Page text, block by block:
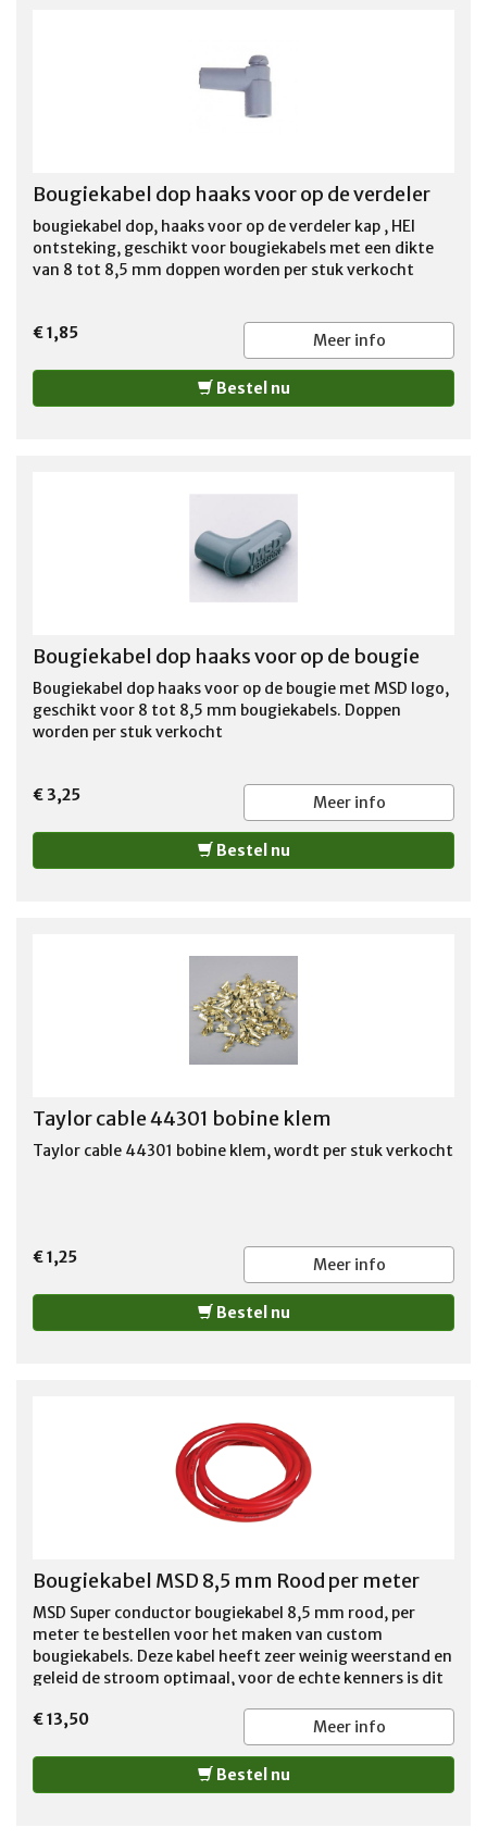
Bougiekabel dop haaks voor op de verdeler
bougiekabel dop, haaks voor op de verdeler kap , HEI
ontsteking, geschikt voor bougiekabels met een dikte
van 8 tot 8,5 mm doppen worden per stuk verkocht
€ 1,85 Meer info
Bestel nu
Bougiekabel dop haaks voor op de bougie
Bougiekabel dop haaks voor op de bougie met MSD logo,
geschikt voor 8 tot 8,5 mm bougiekabels. Doppen
worden per stuk verkocht
€ 3,25 Meer info
Bestel nu
Taylor cable 44301 bobine klem
Taylor cable 44301 bobine klem, wordt per stuk verkocht
€ 1,25 Meer info
Bestel nu
Bougiekabel MSD 8,5 mm Rood per meter
MSD Super conductor bougiekabel 8,5 mm rood, per
meter te bestellen voor het maken van custom
bougiekabels. Deze kabel heeft zeer weinig weerstand en
geleid de stroom optimaal, voor de echte kenners is dit
de motor. Per meter te bestellen voor 13,00 euro incl
btw per meter. LET OP: door u bestelde op maat
afgeknipte kabel kan niet retour worden gezonden !!
€ 13,50 Meer info
Bestel nu